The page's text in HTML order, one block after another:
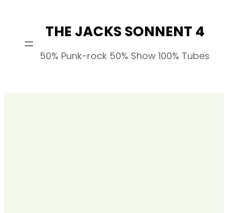
content
THE JACKS SONNENT 4
50% Punk-rock 50% Show 100% Tubes